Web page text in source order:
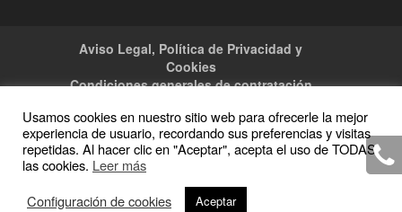
Aviso Legal, Política de Privacidad y
Cookies
Condiciones generales de contratación
Copyright · 2016 Armeria M y M · Todos los
Usamos cookies en nuestro sitio web para ofrecerle la mejor
experiencia de usuario, recordando sus preferencias y visitas
repetidas. Al hacer clic en "Aceptar", acepta el uso de TODAS
las cookies. Leer más
Configuración de cookies
Aceptar